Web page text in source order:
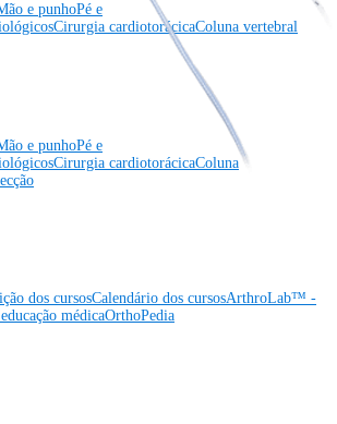
e punhoPé e
Cirurgia cardiotorácicaColuna vertebral
e punhoPé e
Cirurgia cardiotorácicaColuna
dos cursosCalendário dos cursosArthroLab™ -
médicaOrthoPedia